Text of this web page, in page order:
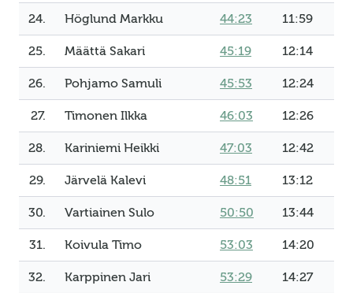
24. Höglund Markku 44:23 11:59
25. Määttä Sakari 45:19 12:14
26. Pohjamo Samuli 45:53 12:24
27. Timonen Ilkka 46:03 12:26
28. Kariniemi Heikki 47:03 12:42
29. Järvelä Kalevi 48:51 13:12
30. Vartiainen Sulo 50:50 13:44
31. Koivula Timo 53:03 14:20
32. Karppinen Jari 53:29 14:27